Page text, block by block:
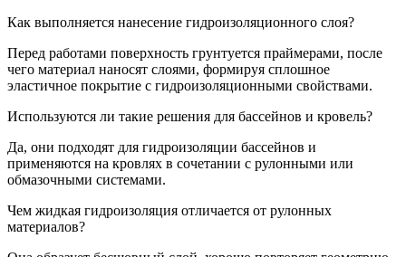
Как выполняется нанесение гидроизоляционного слоя?
Перед работами поверхность грунтуется праймерами, после
чего материал наносят слоями, формируя сплошное
эластичное покрытие с гидроизоляционными свойствами.
Используются ли такие решения для бассейнов и кровель?
Да, они подходят для гидроизоляции бассейнов и
применяются на кровлях в сочетании с рулонными или
обмазочными системами.
Чем жидкая гидроизоляция отличается от рулонных
материалов?